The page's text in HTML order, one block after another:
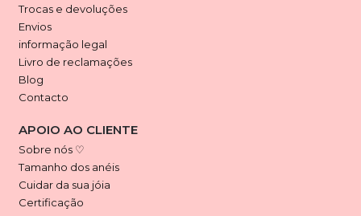
Trocas e devoluções
Envios
informação legal
Livro de reclamações
Blog
Contacto
APOIO AO CLIENTE
Sobre nós ♡
Tamanho dos anéis
Cuidar da sua jóia
Certificação